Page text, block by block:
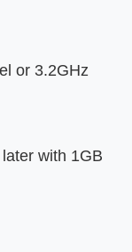
or 3.2GHz
with 1GB